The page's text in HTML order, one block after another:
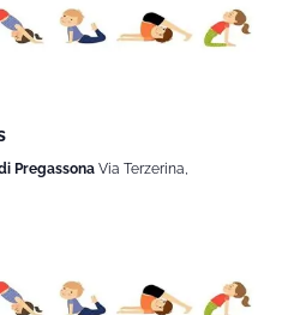
Pregassona Via Terzerina,